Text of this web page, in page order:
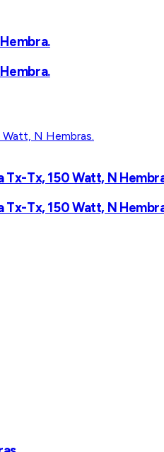
Tx-Tx, 150 Watt, N
Tx-Tx, 150 Watt, N